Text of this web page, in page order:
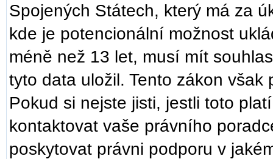
Spojených Státech, který má za
kde je potencionální možnost
méně než 13 let, musí mít
tyto data uložil. Tento zákon
Pokud si nejste jisti, jestli toto
kontaktovat vaše právního
poskytovat právni podporu v